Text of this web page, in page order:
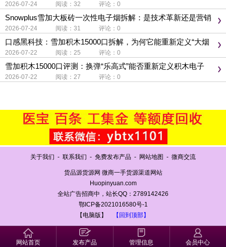
2026-07-24 阅读：32 评论：0
Snowplus雪加大板砖一次性电子烟拆解：是技术革新还是营销
噱头？
2026-07-24 阅读：31 评论：0
口感黑科技：雪加积木15000口拆解，为何它能重新定义“大烟
雾”体验？
2026-07-22 阅读：25 评论：0
雪加积木15000口评测：换弹“乐高式”能否重新定义积木电子
烟？
2026-07-22 阅读：27 评论：0
关于我们 - 联系我们 - 免费发布产品 - 网站地图 - 微商交流
货品源货源网 微商一手货源渠道网站
Huopinyuan.com
全站广告招商中，站长QQ：2789142426
鄂ICP备2021016580号-1
【电脑版】
【回到顶部】
网站首页 发布产品 管理信息 会员中心